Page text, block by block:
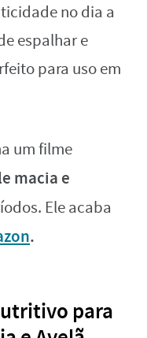
no dia a
espalhar e
para uso em
um filme
macia e
Ele acaba
.
para